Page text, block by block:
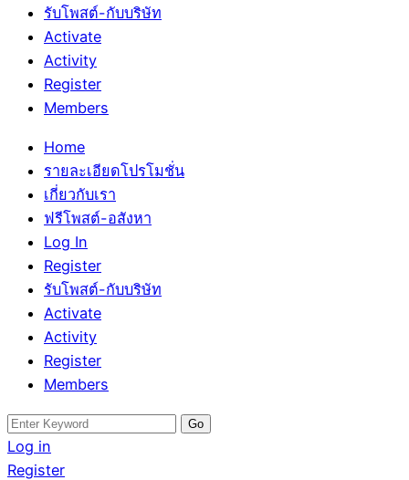
รับโพสต์-กับบริษัท
Activate
Activity
Register
Members
Home
รายละเอียดโปรโมชั่น
เกี่ยวกับเรา
ฟรีโพสต์-อสังหา
Log In
Register
รับโพสต์-กับบริษัท
Activate
Activity
Register
Members
Search
for:
Log in
Register